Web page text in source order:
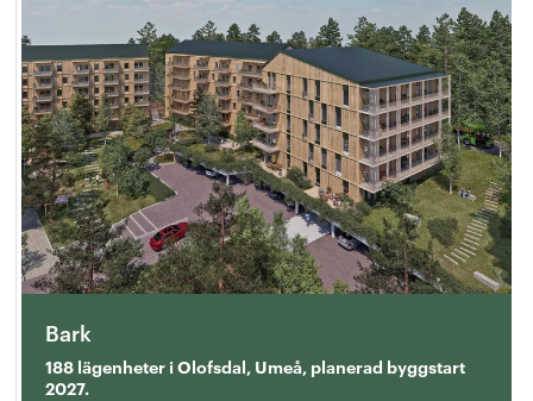
Bark
188 lägenheter i Olofsdal, Umeå, planerad byggstart
2027.